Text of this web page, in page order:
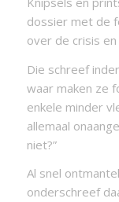
dossier met de
over de crisis en
Die schreef
waar maken ze
enkele minder
allemaal
niet?”
Al snel
onderschreef